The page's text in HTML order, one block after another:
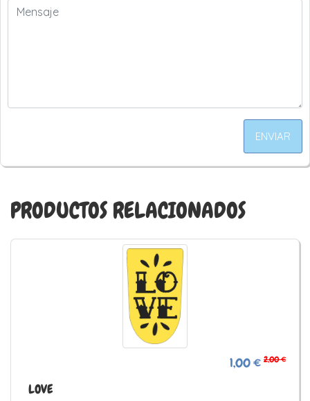
ENVIAR
PRODUCTOS RELACIONADOS
1,00 € 2,00 €
LOVE